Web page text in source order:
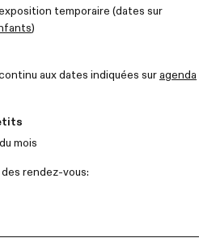
temporaire (dates sur
)
aux dates indiquées sur agenda
mois
rendez-vous: